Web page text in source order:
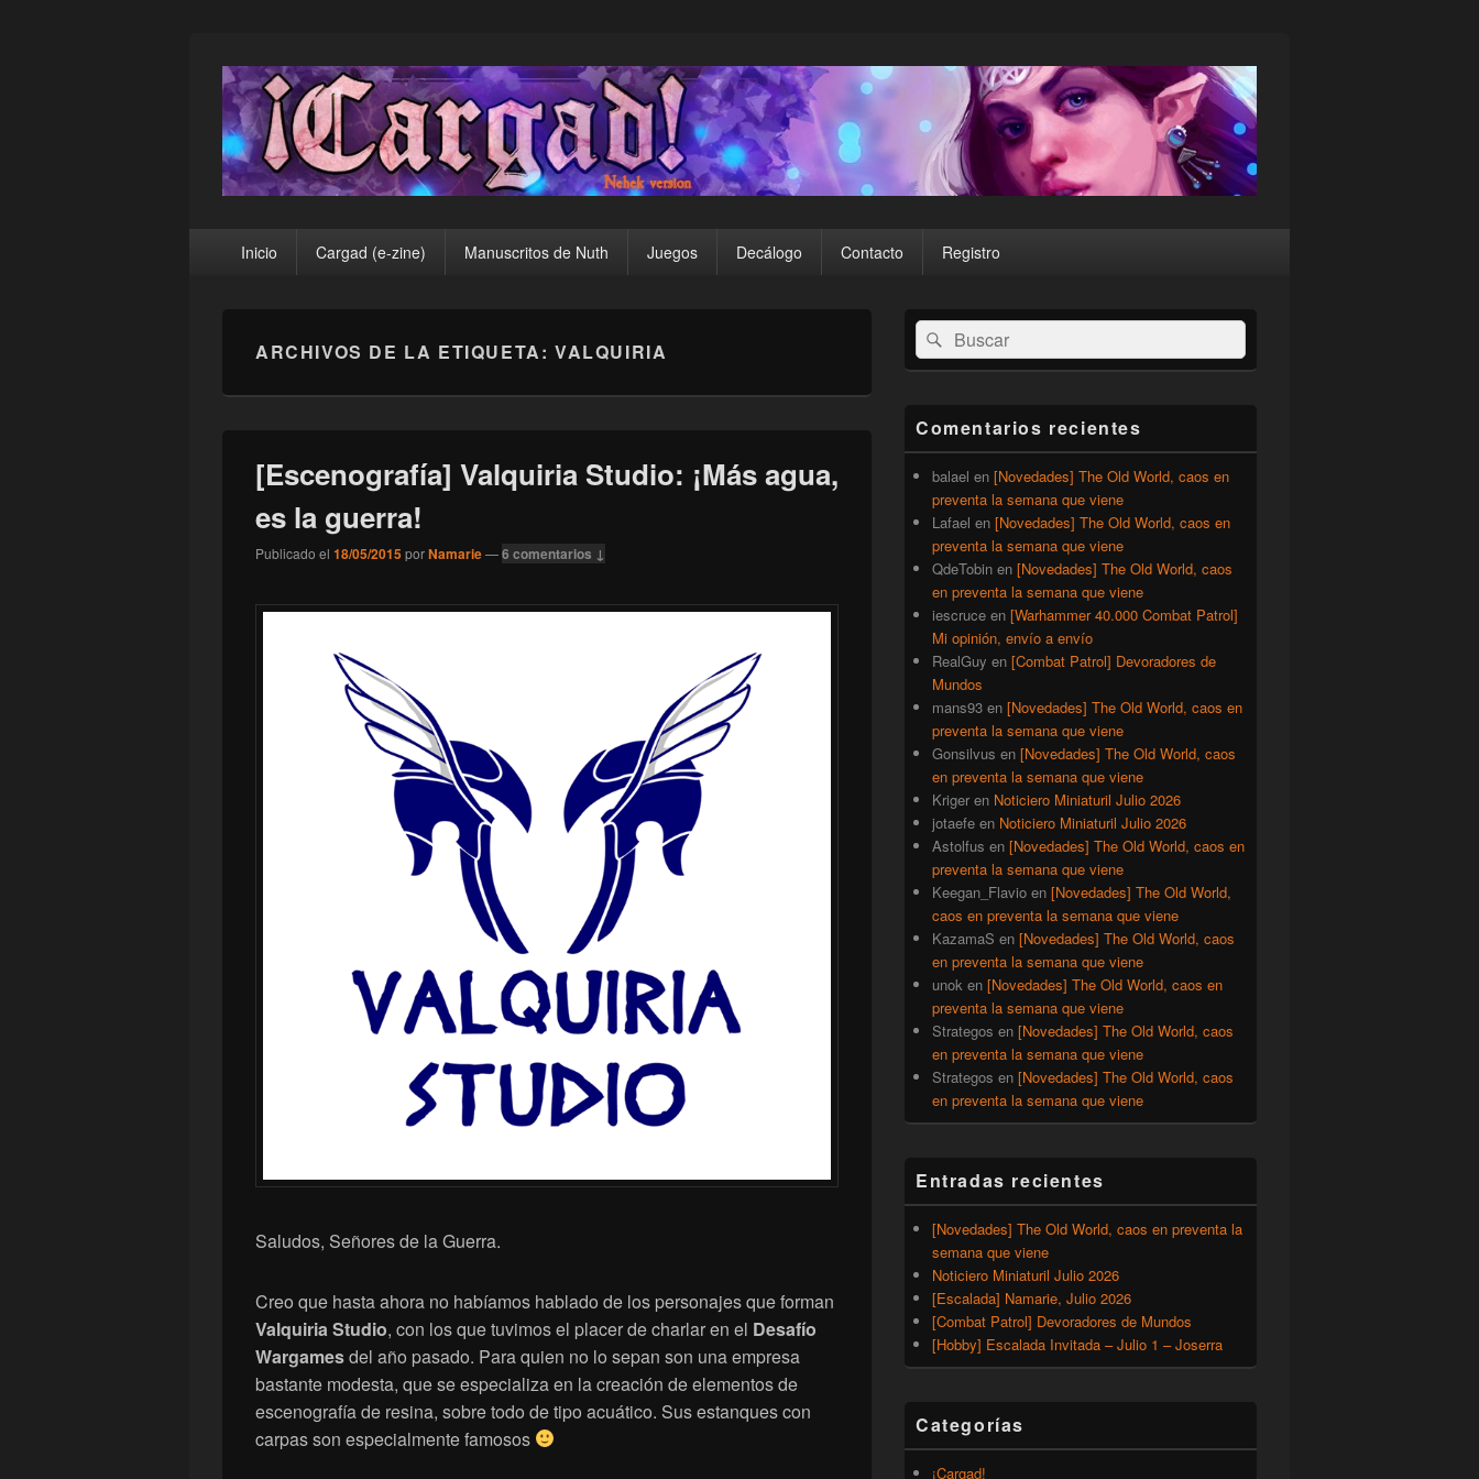
¡Cargad!
principalInicio Cargad (e-zine) Manuscritos de Nuth Juegos Decálogo Contacto Registro
ARCHIVOS DE LA ETIQUETA:VALQUIRIA
[Escenografía] Valquiria Studio: ¡Más agua,
es la guerra!
Publicado el 18/05/2015porNamarie—6 comentarios ↓
Saludos, Señores de la Guerra.
Creo que hasta ahora no habíamos hablado de los personajes que forman
Valquiria Studio, con los que tuvimos el placer de charlar en el Desafío
Wargamesdel año pasado. Para quien no lo sepan son una empresa
bastante modesta, que se especializa en la creación de elementos de
escenografía de resina, sobre todo de tipo acuático. Sus estanques con
carpas son especialmente famosos
El
área
de
lateral
primaria
Buscar
por:
Buscar
Comentarios recientes
balael en [Novedades] The Old World, caos en
preventa la semana que viene
Lafael en [Novedades] The Old World, caos en
preventa la semana que viene
QdeTobin en [Novedades] The Old World, caos
en preventa la semana que viene
iescruce en [Warhammer 40.000 Combat Patrol]
Mi opinión, envío a envío
RealGuy en [Combat Patrol] Devoradores de
Mundos
mans93 en [Novedades] The Old World, caos en
preventa la semana que viene
Gonsilvus en [Novedades] The Old World, caos
en preventa la semana que viene
Kriger en Noticiero Miniaturil Julio 2026
jotaefe en Noticiero Miniaturil Julio 2026
Astolfus en [Novedades] The Old World, caos en
preventa la semana que viene
Keegan_Flavio en [Novedades] The Old World,
caos en preventa la semana que viene
KazamaS en [Novedades] The Old World, caos
en preventa la semana que viene
unok en [Novedades] The Old World, caos en
preventa la semana que viene
Strategos en [Novedades] The Old World, caos
en preventa la semana que viene
Strategos en [Novedades] The Old World, caos
en preventa la semana que viene
Entradas recientes
[Novedades] The Old World, caos en preventa la
semana que viene
Noticiero Miniaturil Julio 2026
[Escalada] Namarie, Julio 2026
[Combat Patrol] Devoradores de Mundos
[Hobby] Escalada Invitada – Julio 1 – Joserra
Categorías
¡Cargad!